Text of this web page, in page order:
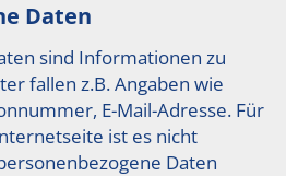
Daten
sind Informationen zu
fallen z.B. Angaben wie
E-Mail-Adresse. Für
ist es nicht
Daten